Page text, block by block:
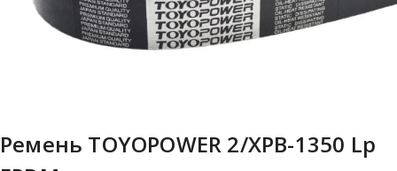
Ремень TOYOPOWER 2/XPB-1350 Lp